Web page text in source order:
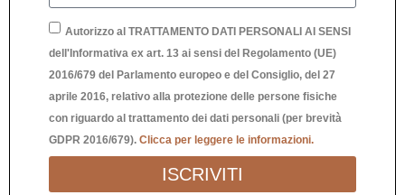
VENTAGLIO “IT’S FUCKING HOT” BLUE
10,00€
Autorizzo al TRATTAMENTO DATI PERSONALI AI SENSI
dell'Informativa ex art. 13 ai sensi del Regolamento (UE)
2016/679 del Parlamento europeo e del Consiglio, del 27
aprile 2016, relativo alla protezione delle persone fisiche
con riguardo al trattamento dei dati personali (per brevità
GDPR 2016/679). Clicca per leggere le informazioni.
ISCRIVITI